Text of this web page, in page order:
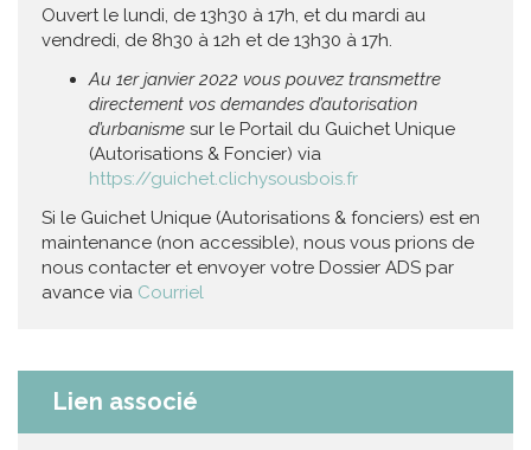
Ouvert le lundi, de 13h30 à 17h, et du mardi au
vendredi, de 8h30 à 12h et de 13h30 à 17h.
Au 1er janvier 2022 vous pouvez transmettre
directement vos demandes d’autorisation
d’urbanisme sur le Portail du Guichet Unique
(Autorisations & Foncier) via
https://guichet.clichysousbois.fr
Si le Guichet Unique (Autorisations & fonciers) est en
maintenance (non accessible), nous vous prions de
nous contacter et envoyer votre Dossier ADS par
avance via Courriel
Lien associé